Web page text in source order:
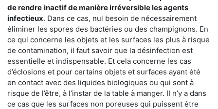
de rendre inactif de manière irréversible les agents
infectieux. Dans ce cas, nul besoin de nécessairement
éliminer les spores des bactéries ou des champignons. En
ce qui concerne les objets et les surfaces les plus à risque
de contamination, il faut savoir que la désinfection est
essentielle et indispensable. Et cela concerne les cas
d’éclosions et pour certains objets et surfaces ayant été
en contact avec des liquides biologiques ou qui sont à
risque de l’être, à l’instar de la table à manger. II n’y a dans
ce cas que les surfaces non poreuses qui puissent être